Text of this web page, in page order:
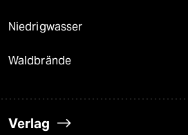
Niedrigwasser
Waldbrände
Verlag